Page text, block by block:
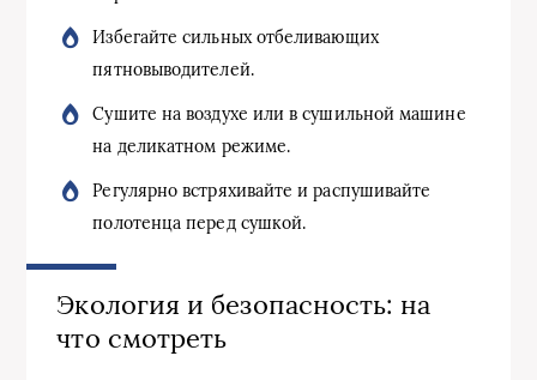
Избегайте сильных отбеливающих
пятновыводителей.
Сушите на воздухе или в сушильной машине
на деликатном режиме.
Регулярно встряхивайте и распушивайте
полотенца перед сушкой.
Экология и безопасность: на
что смотреть